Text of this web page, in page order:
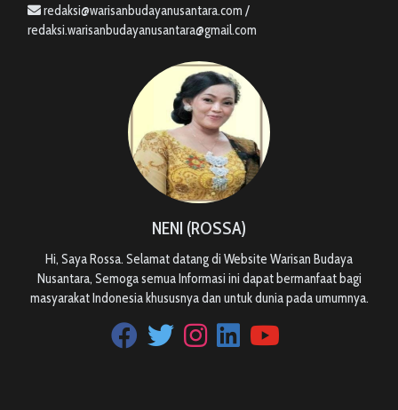
redaksi@warisanbudayanusantara.com /
redaksi.warisanbudayanusantara@gmail.com
NENI (ROSSA)
Hi, Saya Rossa. Selamat datang di Website Warisan Budaya
Nusantara, Semoga semua Informasi ini dapat bermanfaat bagi
masyarakat Indonesia khususnya dan untuk dunia pada umumnya.